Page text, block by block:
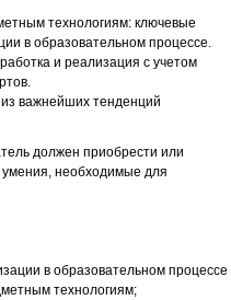
технологиям: ключевые
в образовательном процессе.
и реализация с учетом
важнейших тенденций
должен приобрести или
необходимые для
в образовательном процессе
технологиям;